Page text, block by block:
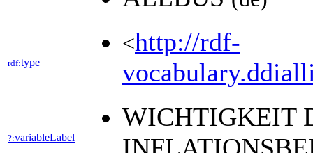
rdf:type
<http://rdf-
?:variableLabel
WICHTIGKEIT